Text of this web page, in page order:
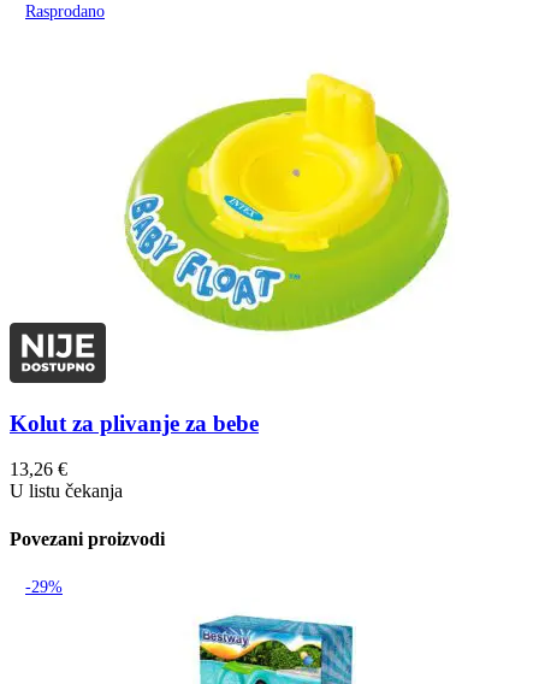
Rasprodano
Kolut za plivanje za bebe
13,26 €
U listu čekanja
Povezani proizvodi
-29%